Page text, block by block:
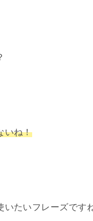
いね！
いたいフレーズです